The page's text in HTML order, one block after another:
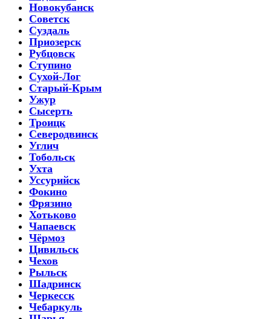
Новокубанск
Советск
Суздаль
Приозерск
Рубцовск
Ступино
Сухой-Лог
Старый-Крым
Ужур
Сысерть
Троицк
Северодвинск
Углич
Тобольск
Ухта
Уссурийск
Фокино
Фрязино
Хотьково
Чапаевск
Чёрмоз
Цивильск
Чехов
Рыльск
Шадринск
Черкесск
Чебаркуль